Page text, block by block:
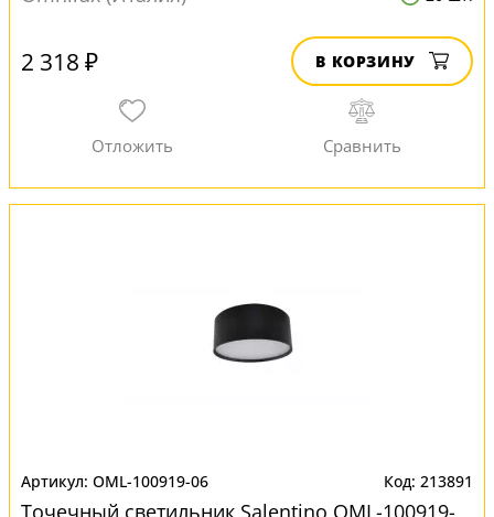
2 318 ₽ В КОРЗИНУ
OML-100919-06 213891
Точечный светильник Salentino OML-100919-